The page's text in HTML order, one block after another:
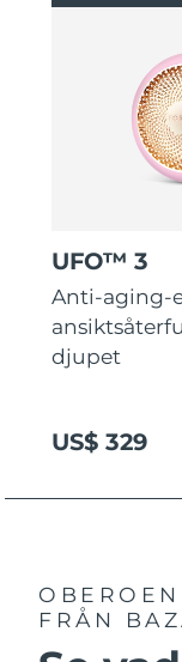
UFO™ 3
Anti-aging-
djupet
US$ 329
FRÅN